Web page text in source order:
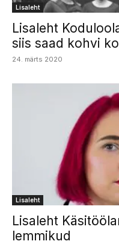
Lisaleht
Lisaleht
siis saad kohvi
24. märts 2020
Lisaleht
Lisaleht
lemmikud